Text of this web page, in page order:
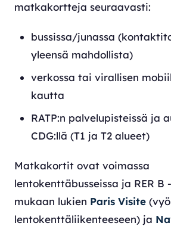
matkakortteja seuraavasti:
bussissa/junassa
yleensä mahdollista)
verkossa tai virallisen
kautta
RATP:n palvelupisteissä ja
CDG:llä (T1 ja T2 alueet)
Matkakortit ovat voimassa
lentokenttäbusseissa ja RER B
mukaan lukien Paris Visite
lentokenttäliikenteeseen) ja